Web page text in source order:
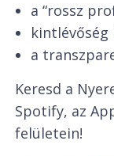
a “rossz
kintlévőség
a
Keresd a
Spotify, az
felületein!